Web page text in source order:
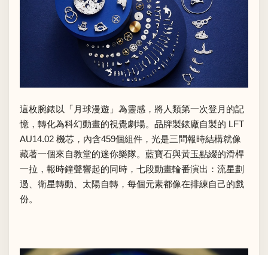
這枚腕錶以「月球漫遊」為靈感，將人類第一次登月的記
憶，轉化為科幻動畫的視覺劇場。品牌製錶廠自製的 LFT
AU14.02 機芯，內含459個組件，光是三問報時結構就像
藏著一個來自教堂的迷你樂隊。藍寶石與黃玉點綴的滑桿
一拉，報時鐘聲響起的同時，七段動畫輪番演出：流星劃
過、衛星轉動、太陽自轉，每個元素都像在排練自己的戲
份。